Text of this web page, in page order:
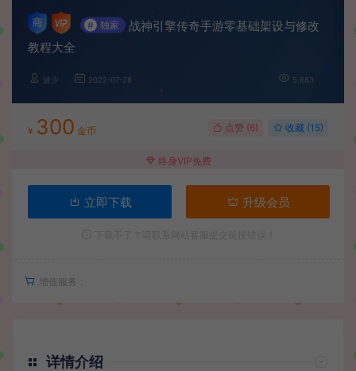
# 独家
战神引擎传奇手游零基础架设与修改
教程大全
波少 2022-07-28 5,883
¥ 300 金币 点赞 (6) 收藏 (15)
终身VIP免费
立即下载 升级会员
增值服务：
详情介绍